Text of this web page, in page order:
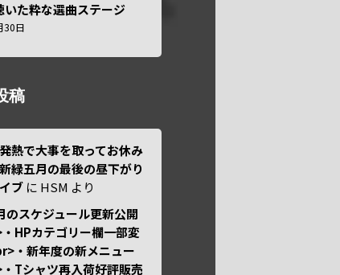
いた粋な選曲ステージ
30日
稿
熱で大事を取ってお休み
緑五月の最後の昼下がり
ブ に HSM より
のスケジュール更新公開
HPカテゴリー欄一部変
・新年度の新メニュー
Tシャツ再入荷好評販売